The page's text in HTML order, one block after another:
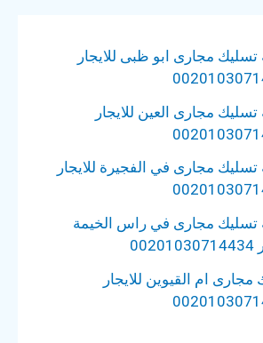
مجارى ابو ظبى للايجار
مجارى العين للايجار
مجارى في الفجيرة للايجار
مجارى في راس الخيمة
ام القيوين للايجار